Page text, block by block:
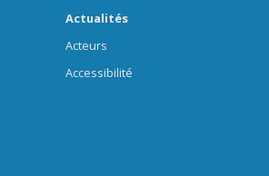
Actualités
Acteurs
Accessibilité